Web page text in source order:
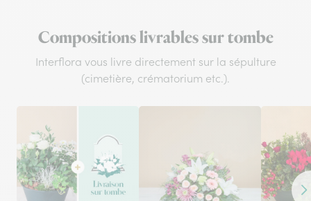
Compositions livrables sur tombe
Interflora vous livre directement sur la sépulture
(cimetière, crématorium etc.).